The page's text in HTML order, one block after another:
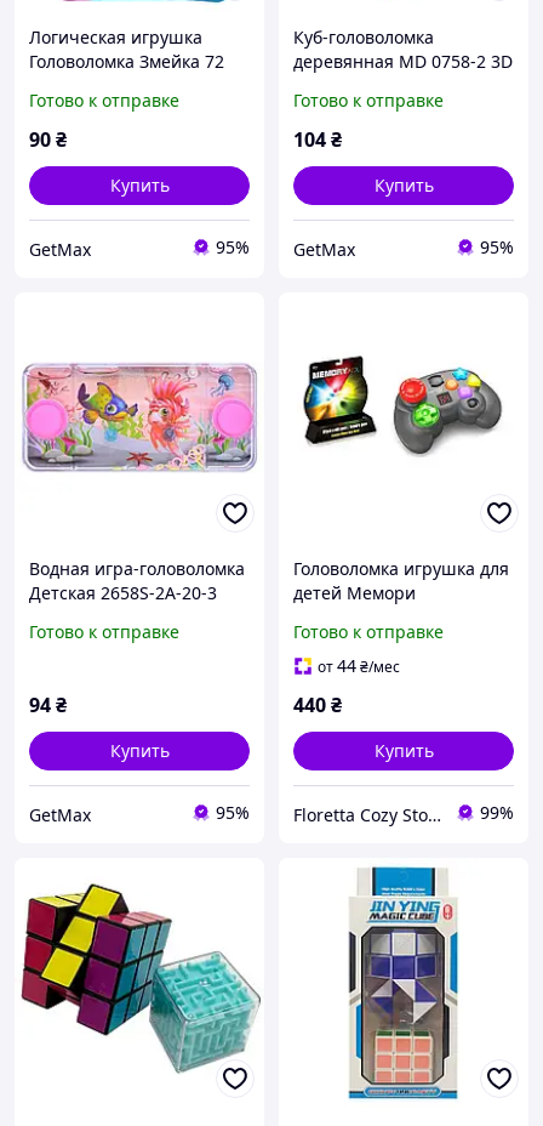
Логическая игрушка
Головоломка Змейка 72
Beige-Pink
Готово к отправке
90₴
Купить
GetMax 95%
Куб-головоломка
деревянная MD 0758-2 3D
логика для детей 6
элементов
Готово к отправке
104₴
Купить
GetMax 95%
Водная игра-головоломка
Детская 2658S-2A-20-3
механическая
Готово к отправке
94₴
Купить
GetMax 95%
Головоломка игрушка для
детей Мемори
Готово к отправке
от44₴/мес
440₴
Купить
Floretta Cozy Store 99%